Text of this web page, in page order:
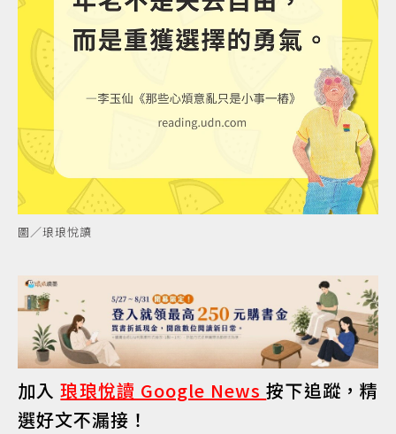
圖／琅琅悅讀
加入琅琅悅讀 Google News按下追蹤，精
選好文不漏接！